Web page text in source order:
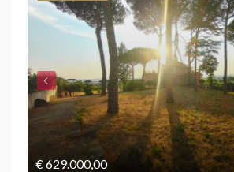
€ 629.000,00